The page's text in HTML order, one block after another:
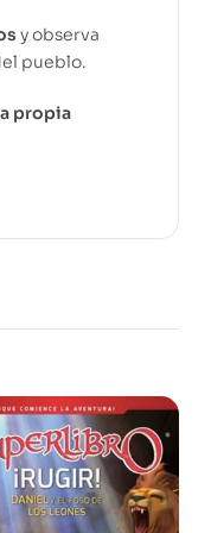
y observa
pueblo.
propia